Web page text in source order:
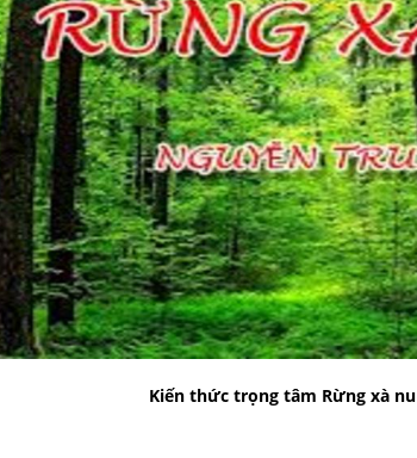
Kiến thức trọng tâm Rừng xà nu